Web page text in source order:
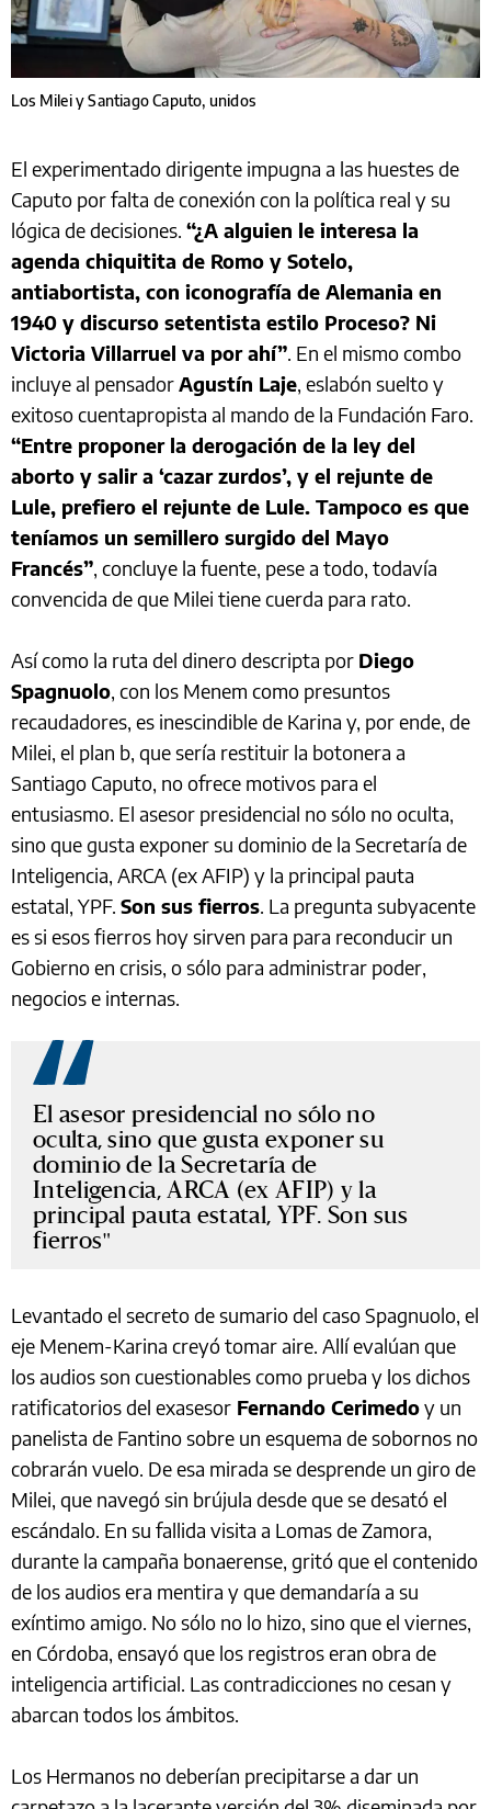
Los Milei y Santiago Caputo, unidos
El experimentado dirigente impugna a las huestes de
Caputo por falta de conexión con la política real y su
lógica de decisiones. “¿A alguien le interesa la
agenda chiquitita de Romo y Sotelo,
antiabortista, con iconografía de Alemania en
1940 y discurso setentista estilo Proceso? Ni
Victoria Villarruel va por ahí”. En el mismo combo
incluye al pensadorAgustín Laje, eslabón suelto y
exitoso cuentapropista al mando de la Fundación Faro.
“Entre proponer la derogación de la ley del
aborto y salir a ‘cazar zurdos’, y el rejunte de
Lule, prefiero el rejunte de Lule. Tampoco es que
teníamos un semillero surgido del Mayo
Francés”, concluye la fuente, pese a todo, todavía
convencida de que Milei tiene cuerda para rato.
Así como la ruta del dinero descripta por Diego
Spagnuolo, con los Menem como presuntos
recaudadores, es inescindible de Karina y, por ende, de
Milei, el plan b, que sería restituir la botonera a
Santiago Caputo, no ofrece motivos para el
entusiasmo. El asesor presidencial no sólo no oculta,
sino que gusta exponer su dominio de la Secretaría de
Inteligencia, ARCA (ex AFIP) y la principal pauta
estatal, YPF. Son sus fierros. La pregunta subyacente
es si esos fierros hoy sirven para para reconducir un
Gobierno en crisis, o sólo para administrar poder,
negocios e internas.
El asesor presidencial no sólo no
oculta, sino que gusta exponer su
dominio de la Secretaría de
Inteligencia, ARCA (ex AFIP) y la
principal pauta estatal, YPF. Son sus
fierros
Levantado el secreto de sumario del caso Spagnuolo, el
eje Menem-Karina creyó tomar aire. Allí evalúan que
los audios son cuestionables como prueba y los dichos
ratificatorios del exasesor Fernando Cerimedoy un
panelista de Fantino sobre un esquema de sobornos no
cobrarán vuelo. De esa mirada se desprende un giro de
Milei, que navegó sin brújula desde que se desató el
escándalo. En su fallida visita a Lomas de Zamora,
durante la campaña bonaerense, gritó que el contenido
de los audios era mentira y que demandaría a su
exíntimo amigo. No sólo no lo hizo, sino que el viernes,
en Córdoba, ensayó que los registros eran obra de
inteligencia artificial. Las contradicciones no cesan y
abarcan todos los ámbitos.
Los Hermanos no deberían precipitarse a dar un